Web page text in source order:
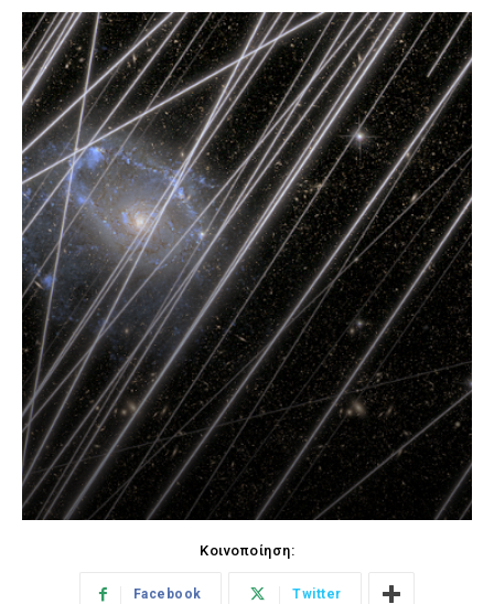
Κοινοποίηση:
Facebook Twitter